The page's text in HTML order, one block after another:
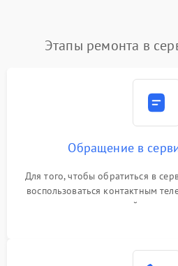
Этапы ремонта в
Обращение в
Для того, чтобы обратиться в
воспользоваться контактным
или оставить свой номер